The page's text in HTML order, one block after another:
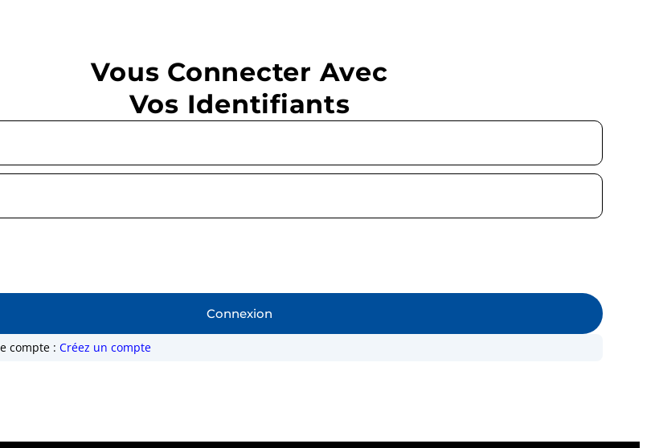
Vous Connecter Avec
Vos Identifiants
Connexion
compte :Créez un compte